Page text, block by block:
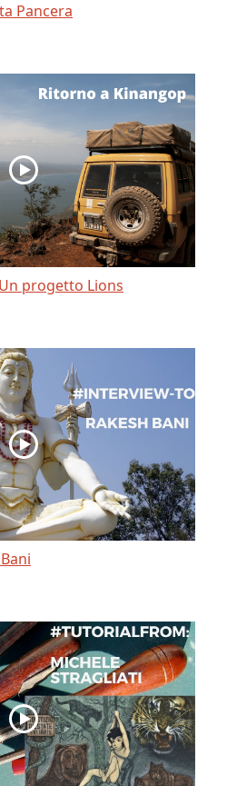
Pancera
progetto Lions